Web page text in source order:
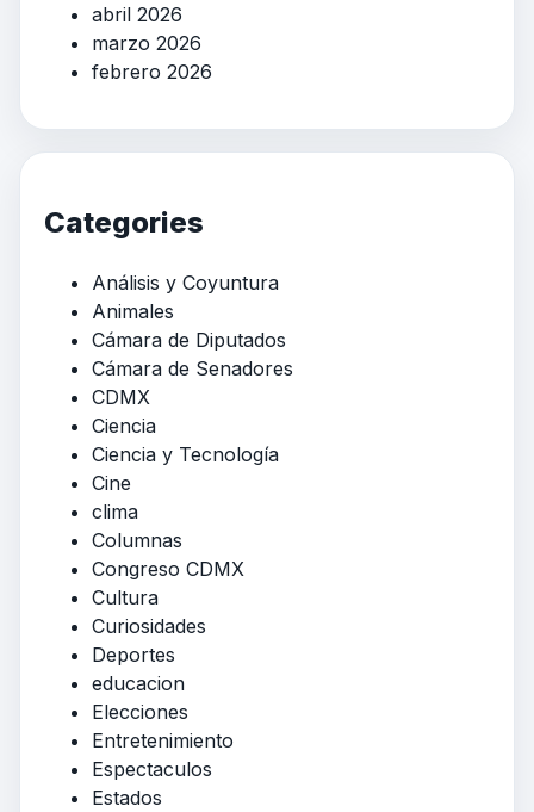
abril 2026
marzo 2026
febrero 2026
Categories
Análisis y Coyuntura
Animales
Cámara de Diputados
Cámara de Senadores
CDMX
Ciencia
Ciencia y Tecnología
Cine
clima
Columnas
Congreso CDMX
Cultura
Curiosidades
Deportes
educacion
Elecciones
Entretenimiento
Espectaculos
Estados